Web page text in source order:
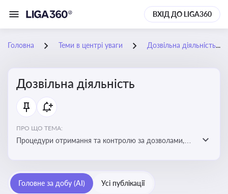
ВХІД ДО LIGA360
Головна Теми в центрі уваги Дозвільна діяльність
Дозвільна діяльність
ПРО ЩО ТЕМА:
Процедури отримання та контролю за дозволами,
законодавстві, щоб уникнути порушень та
забезпечити відповідність вимогам регуляторних
Головне за добу (AI) Усі публікації